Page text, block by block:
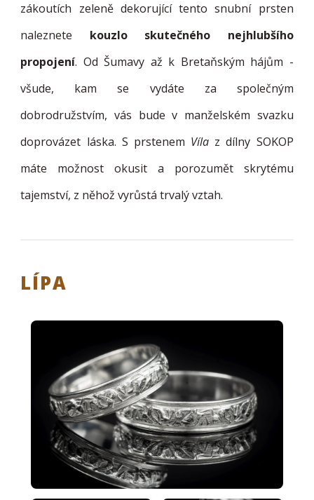
zákoutích zeleně dekorující tento snubní prsten
naleznete kouzlo skutečného nejhlubšího
propojení. Od Šumavy až k Bretaňským hájům -
všude, kam se vydáte za společným
dobrodružstvím, vás bude v manželském svazku
doprovázet láska. S prstenem Víla z dílny SOKOP
máte možnost okusit a porozumět skrytému
tajemství, z něhož vyrůstá trvalý vztah.
LÍPA